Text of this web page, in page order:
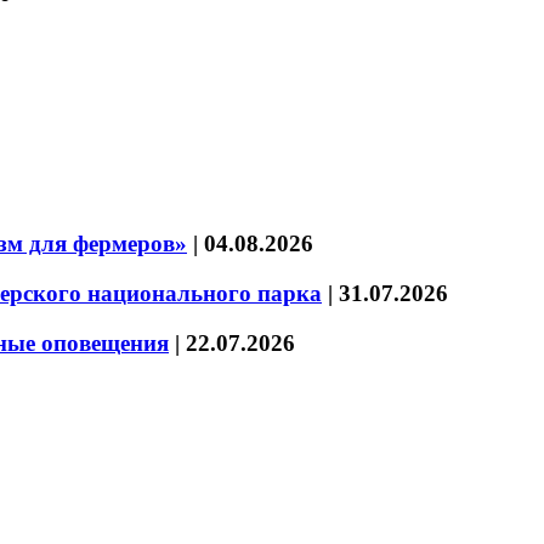
для фермеров» | 04.08.2026
национального парка | 31.07.2026
оповещения | 22.07.2026